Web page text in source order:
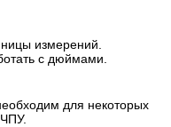
измерений.
с дюймами.
для некоторых